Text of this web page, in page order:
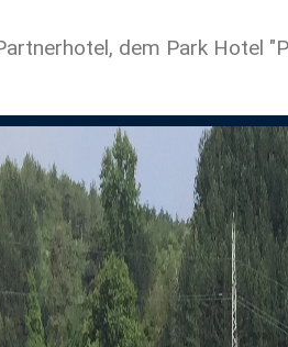
dem Park Hotel